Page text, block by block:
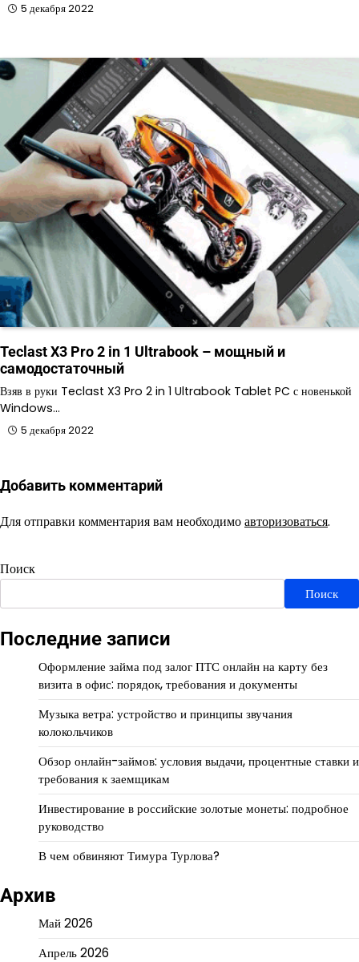
5 декабря 2022
Teclast X3 Pro 2 in 1 Ultrabook – мощный и
самодостаточный
Взяв в руки Teclast X3 Pro 2 in 1 Ultrabook Tablet PC с новенькой
Windows…
5 декабря 2022
Добавить комментарий
Для отправки комментария вам необходимоавторизоваться.
Поиск
Поиск
Последние записи
Оформление займа под залог ПТС онлайн на карту без
визита в офис: порядок, требования и документы
Музыка ветра: устройство и принципы звучания
колокольчиков
Обзор онлайн-займов: условия выдачи, процентные ставки и
требования к заемщикам
Инвестирование в российские золотые монеты: подробное
руководство
В чем обвиняют Тимура Турлова?
Архив
Май 2026
Апрель 2026